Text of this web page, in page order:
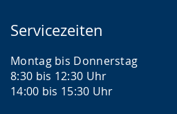
Servicezeiten
Montag bis Donnerstag
8:30 bis 12:30 Uhr
14:00 bis 15:30 Uhr